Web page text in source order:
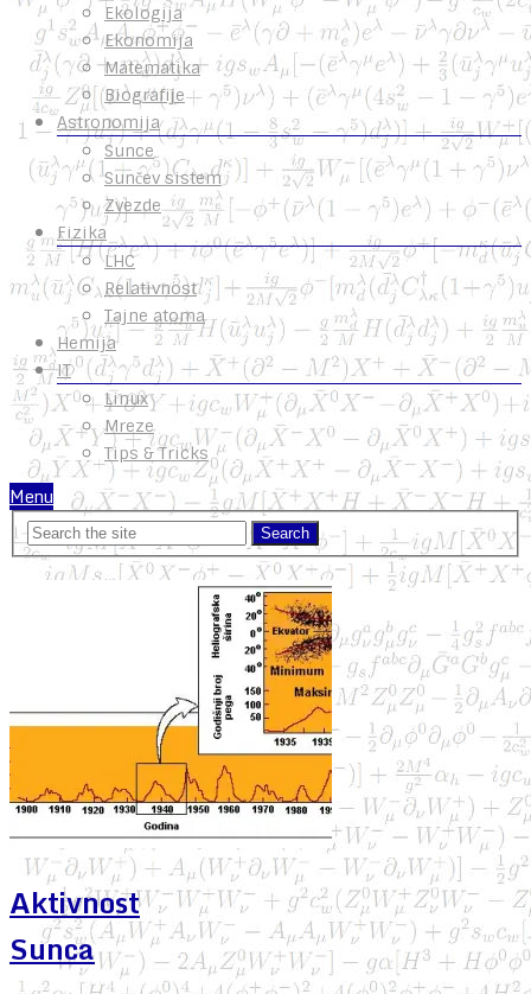
Ekologija
Ekonomija
Matematika
Biografije
Astronomija
Sunce
Sunčev sistem
Zvezde
Fizika
LHC
Relativnost
Tajne atoma
Hemija
IT
Linux
Mreze
Tips & Tricks
Menu
Aktivnost
Sunca